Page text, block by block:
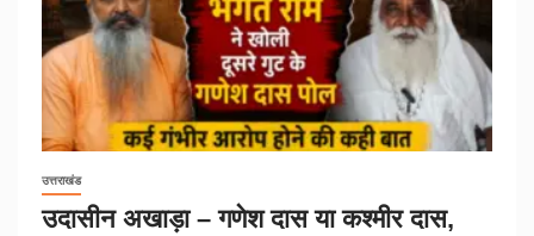
उत्तराखंड
उदासीन अखाड़ा – गणेश दास या कश्मीर दास,